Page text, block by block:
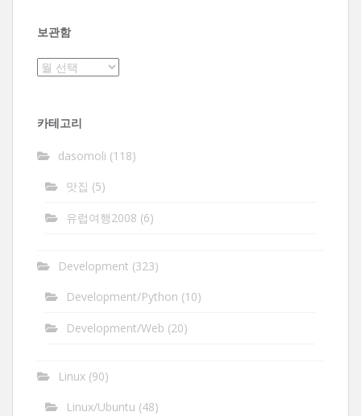
보관함
보
카테고리
dasomoli (118)
맛집 (5)
유럽여행2008 (6)
Development (323)
Development/Python (10)
Development/Web (20)
Linux (90)
Linux/Ubuntu (48)